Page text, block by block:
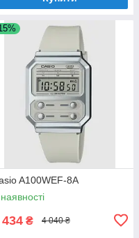
A100WEF-8A
₴ 4 040 ₴